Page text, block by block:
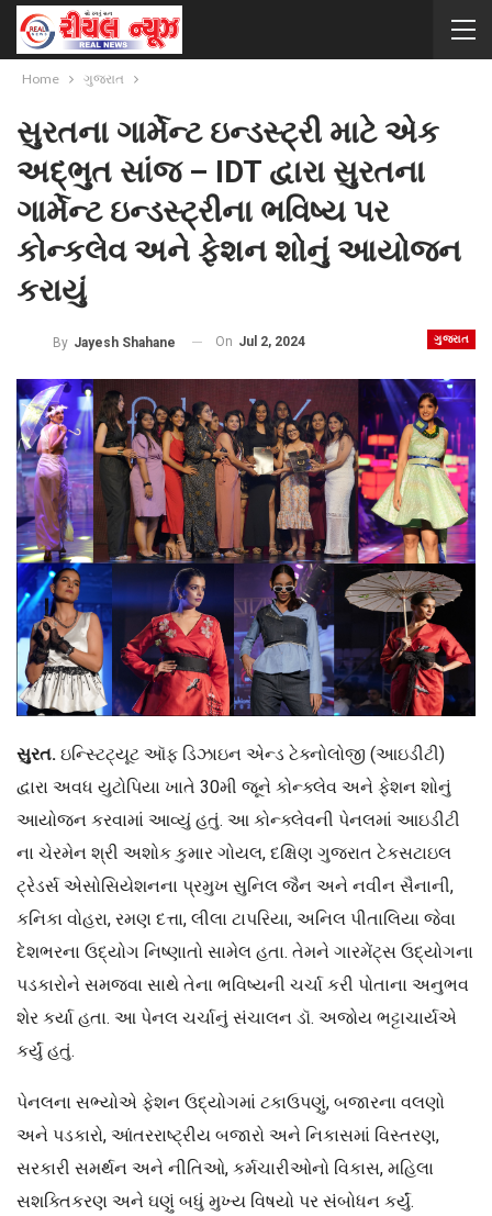
Home ગુજરાત
સુરતના ગાર્મેન્ટ ઇન્ડસ્ટ્રી માટે એક
અદ્ભુત સાંજ – IDT દ્વારા સુરતના
ગાર્મેન્ટ ઇન્ડસ્ટ્રીના ભવિષ્ય પર
કોન્કલેવ અને ફેશન શોનું આયોજન
કરાયું
ગુજરાત
By Jayesh Shahane On Jul 2, 2024
સુરત. ઇન્સ્ટિટ્યૂટ ઑફ ડિઝાઇન એન્ડ ટેક્નોલોજી (આઇડીટી)
દ્વારા અવધ યુટોપિયા ખાતે 30મી જૂને કોન્ક્લેવ અને ફેશન શોનું
આયોજન કરવામાં આવ્યું હતું. આ કોન્ક્લેવની પેનલમાં આઇડીટી
ના ચેરમેન શ્રી અશોક કુમાર ગોયલ, દક્ષિણ ગુજરાત ટેકસટાઇલ
ટ્રેડર્સ એસોસિયેશનના પ્રમુખ સુનિલ જૈન અને નવીન સૈનાની,
કનિકા વોહરા, રમણ દત્તા, લીલા ટાપરિયા, અનિલ પીતાલિયા જેવા
દેશભરના ઉદ્યોગ નિષ્ણાતો સામેલ હતા. તેમને ગારમેંટ્સ ઉદ્યોગના
પડકારોને સમજવા સાથે તેના ભવિષ્યની ચર્ચા કરી પોતાના અનુભવ
શેર કર્યા હતા. આ પેનલ ચર્ચાનું સંચાલન ડૉ. અજોય ભટ્ટાચાર્યએ
કર્યું હતું.
પેનલના સભ્યોએ ફેશન ઉદ્યોગમાં ટકાઉપણું, બજારના વલણો
અને પડકારો, આંતરરાષ્ટ્રીય બજારો અને નિકાસમાં વિસ્તરણ,
સરકારી સમર્થન અને નીતિઓ, કર્મચારીઓનો વિકાસ, મહિલા
સશક્તિકરણ અને ઘણું બધું મુખ્ય વિષયો પર સંબોધન કર્યું.